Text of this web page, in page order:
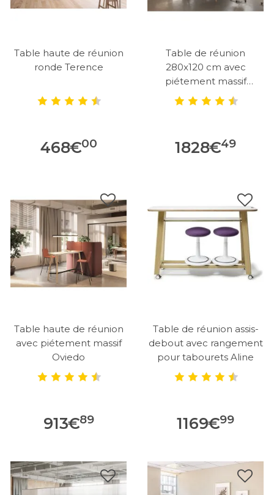
Table haute de réunion
ronde Terence
468€00
Table de réunion
280x120 cm avec
piétement massif
Oviedo
1828€49
Table haute de réunion
avec piétement massif
Oviedo
913€89
Table de réunion assis-
debout avec rangement
pour tabourets Aline
1169€99